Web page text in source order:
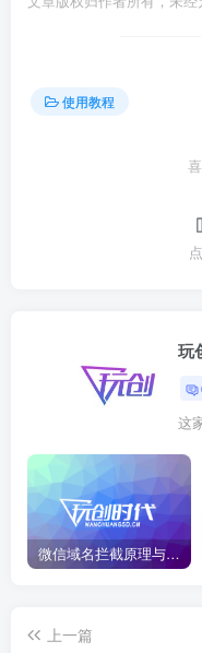
使用教程
玩
这
微信域名拦截原理与二级域名绕过技巧2026最新版
上一篇